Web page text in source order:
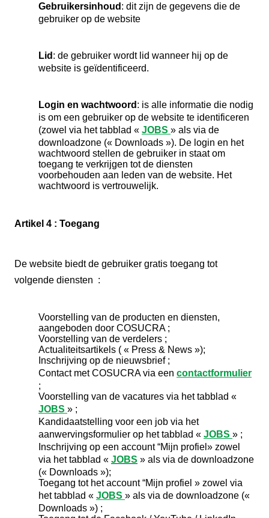
Gebruikersinhoud : dit zijn de gegevens die de
gebruiker op de website
Lid : de gebruiker wordt lid wanneer hij op de
website is geïdentificeerd.
Login en wachtwoord : is alle informatie die nodig
is om een gebruiker op de website te identificeren
(zowel via het tabblad « JOBS » als via de
downloadzone (« Downloads »). De login en het
wachtwoord stellen de gebruiker in staat om
toegang te verkrijgen tot de diensten
voorbehouden aan leden van de website. Het
wachtwoord is vertrouwelijk.
Artikel 4 : Toegang
De website biedt de gebruiker gratis toegang tot
volgende diensten :
Voorstelling van de producten en diensten,
aangeboden door COSUCRA ;
Voorstelling van de verdelers ;
Actualiteitsartikels ( « Press & News »);
Inschrijving op de nieuwsbrief ;
Contact met COSUCRA via een contactformulier
;
Voorstelling van de vacatures via het tabblad «
JOBS » ;
Kandidaatstelling voor een job via het
aanwervingsformulier op het tabblad « JOBS » ;
Inschrijving op een account “Mijn profiel» zowel
via het tabblad « JOBS » als via de downloadzone
(« Downloads »);
Toegang tot het account “Mijn profiel » zowel via
het tabblad « JOBS » als via de downloadzone («
Downloads ») ;